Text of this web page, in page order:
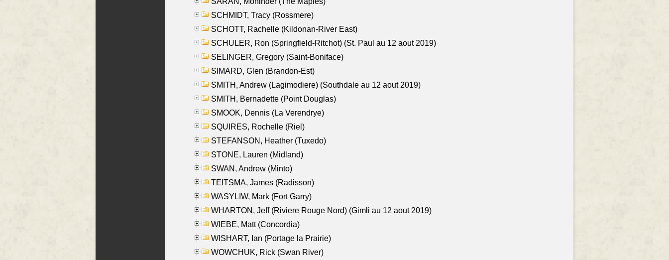
SCHMIDT, Tracy (Rossmere)
SCHOTT, Rachelle (Kildonan-River East)
SCHULER, Ron (Springfield-Ritchot) (St. Paul au 12 aout 2019)
SELINGER, Gregory (Saint-Boniface)
SIMARD, Glen (Brandon-Est)
SMITH, Andrew (Lagimodiere) (Southdale au 12 aout 2019)
SMITH, Bernadette (Point Douglas)
SMOOK, Dennis (La Verendrye)
SQUIRES, Rochelle (Riel)
STEFANSON, Heather (Tuxedo)
STONE, Lauren (Midland)
SWAN, Andrew (Minto)
TEITSMA, James (Radisson)
WASYLIW, Mark (Fort Garry)
WHARTON, Jeff (Riviere Rouge Nord) (Gimli au 12 aout 2019)
WIEBE, Matt (Concordia)
WISHART, Ian (Portage la Prairie)
WOWCHUK, Rick (Swan River)